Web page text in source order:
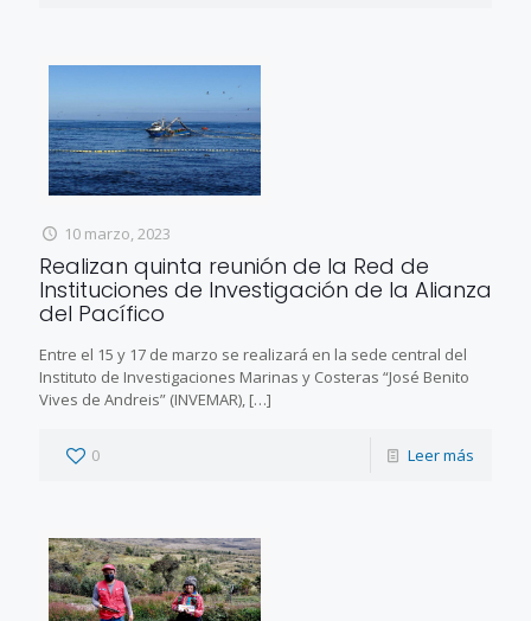
10 marzo, 2023
Realizan quinta reunión de la Red de
Instituciones de Investigación de la Alianza
del Pacífico
Entre el 15 y 17 de marzo se realizará en la sede central del
Instituto de Investigaciones Marinas y Costeras “José Benito
Vives de Andreis” (INVEMAR), […]
0 Leer más